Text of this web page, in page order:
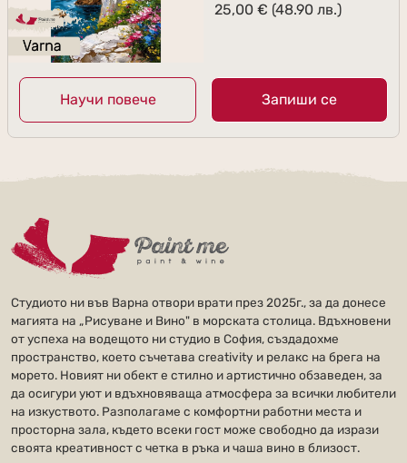
25,00 € (48.90 лв.)
Научи повече Запиши се
Студиото ни във Варна отвори врати през 2025г., за да донесе
магията на „Рисуване и Вино" в морската столица. Вдъхновени
от успеха на водещото ни студио в София, създадохме
пространство, което съчетава creativity и релакс на брега на
морето. Новият ни обект е стилно и артистично обзаведен, за
да осигури уют и вдъхновяваща атмосфера за всички любители
на изкуството. Разполагаме с комфортни работни места и
просторна зала, където всеки гост може свободно да изрази
своята креативност с четка в ръка и чаша вино в близост.